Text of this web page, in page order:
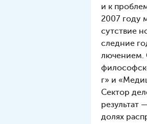
и к
2007 году
сутствие
следние
лючением.
г» и
Сектор
результат
долях